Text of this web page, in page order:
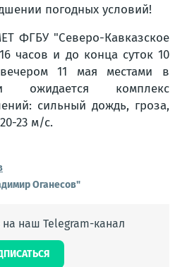
погодных условий!
ФГБУ "Северо-Кавказское
часов и до конца суток 10
11 мая местами в
ожидается комплекс
сильный дождь, гроза,
23 м/с.
Оганесов"
наш Telegram-канал